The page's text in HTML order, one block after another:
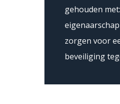
gehouden
zorgen voor
beveiliging